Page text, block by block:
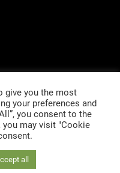
give you the most
your preferences and
you consent to the
you may visit "Cookie
all